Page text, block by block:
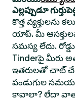
ఎల్లప్పుడూ
కొత్త వ్యక్తులను
యాప్. మీ
సమస్య లేదు.
Tinderపై మీరు
ఇతరులతో చాట్
పండుగుల
కావాలా? లేదా